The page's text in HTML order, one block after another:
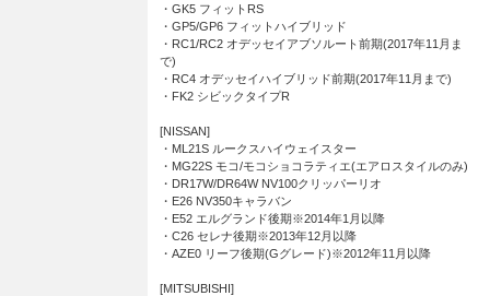
・GK5 フィットRS
・GP5/GP6 フィットハイブリッド
・RC1/RC2 オデッセイアブソルート前期(2017年11月ま
で)
・RC4 オデッセイハイブリッド前期(2017年11月まで)
・FK2 シビックタイプR
[NISSAN]
・ML21S ルークスハイウェイスター
・MG22S モコ/モコショコラティエ(エアロスタイルのみ)
・DR17W/DR64W NV100クリッパーリオ
・E26 NV350キャラバン
・E52 エルグランド後期※2014年1月以降
・C26 セレナ後期※2013年12月以降
・AZE0 リーフ後期(Gグレード)※2012年11月以降
[MITSUBISHI]